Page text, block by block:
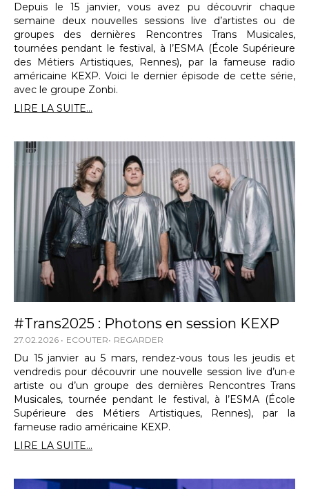
Depuis le 15 janvier, vous avez pu découvrir chaque
semaine deux nouvelles sessions live d’artistes ou de
groupes des dernières Rencontres Trans Musicales,
tournées pendant le festival, à l’ESMA (École Supérieure
des Métiers Artistiques, Rennes), par la fameuse radio
américaine KEXP. Voici le dernier épisode de cette série,
avec le groupe Zonbi.
LIRE LA SUITE...
#Trans2025 : Photons en session KEXP
27.02.2026 ECOUTER REGARDER
Du 15 janvier au 5 mars, rendez-vous tous les jeudis et
vendredis pour découvrir une nouvelle session live d’un·e
artiste ou d’un groupe des dernières Rencontres Trans
Musicales, tournée pendant le festival, à l’ESMA (École
Supérieure des Métiers Artistiques, Rennes), par la
fameuse radio américaine KEXP.
LIRE LA SUITE...